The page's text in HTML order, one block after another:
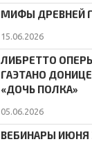
МИФЫ ДРЕВНЕЙ
15.06.2026
ЛИБРЕТТО
ГАЭТАНО
«ДОЧЬ ПОЛКА»
05.06.2026
ВЕБИНАРЫ ИЮНЯ